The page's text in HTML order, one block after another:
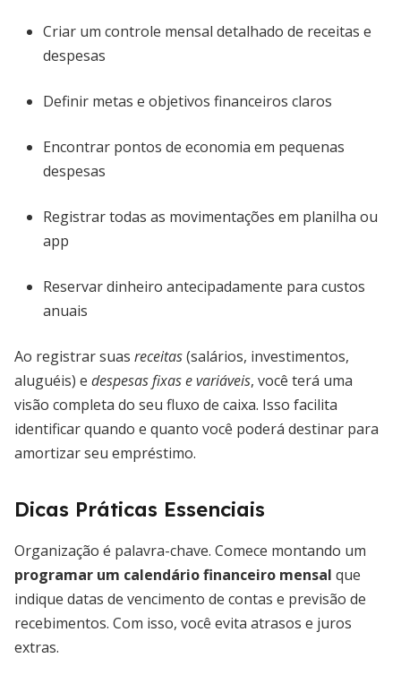
Criar um controle mensal detalhado de receitas e
despesas
Definir metas e objetivos financeiros claros
Encontrar pontos de economia em pequenas
despesas
Registrar todas as movimentações em planilha ou
app
Reservar dinheiro antecipadamente para custos
anuais
Ao registrar suas receitas(salários, investimentos,
aluguéis) e despesas fixas e variáveis, você terá uma
visão completa do seu fluxo de caixa. Isso facilita
identificar quando e quanto você poderá destinar para
amortizar seu empréstimo.
Dicas Práticas Essenciais
Organização é palavra-chave. Comece montando um
programar um calendário financeiro mensal que
indique datas de vencimento de contas e previsão de
recebimentos. Com isso, você evita atrasos e juros
extras.